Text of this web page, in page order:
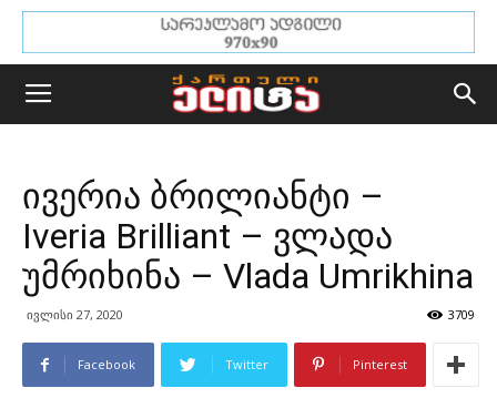
ივერია ბრილიანტი –
Iveria Brilliant – ვლადა
უმრიხინა – Vlada Umrikhina
ივლისი 27, 2020 3709
Facebook Twitter Pinterest